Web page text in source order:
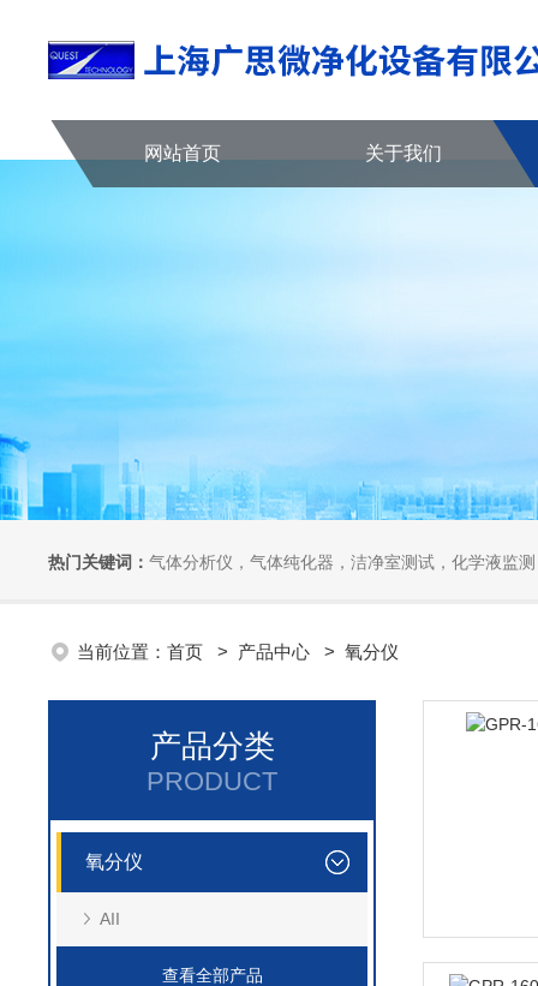
网站首页 关于我们
热门关键词： 气体分析仪，气体纯化器，洁净室测试，化学液监
当前位置： 首页 > 产品中心 > 氧分仪
产品分类
PRODUCT
氧分仪
AII
查看全部产品